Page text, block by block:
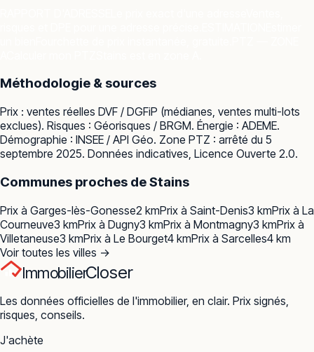
Méthodologie & sources
Prix : ventes réelles DVF / DGFiP (médianes, ventes multi-lots
exclues). Risques : Géorisques / BRGM. Énergie : ADEME.
Démographie : INSEE / API Géo. Zone PTZ : arrêté du 5
septembre 2025. Données indicatives, Licence Ouverte 2.0.
Communes proches deStains
Prix à Garges-lès-Gonesse2 kmPrix à Saint-Denis3 kmPrix à La
Courneuve3 kmPrix à Dugny3 kmPrix à Montmagny3 kmPrix à
Villetaneuse3 kmPrix à Le Bourget4 kmPrix à Sarcelles4 km
Voir toutes les villes →
ImmobilierCloser
Les données officielles de l'immobilier, en clair. Prix signés,
risques, conseils.
J'achète